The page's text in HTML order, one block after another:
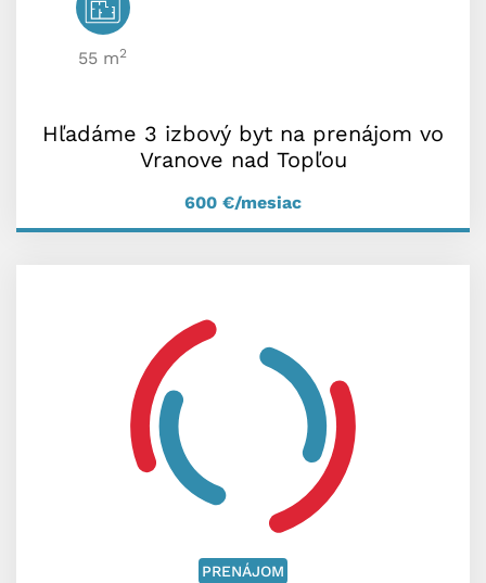
55 m2
Hľadáme 3 izbový byt na prenájom vo
Vranove nad Topľou
600 €/mesiac
PRENÁJOM